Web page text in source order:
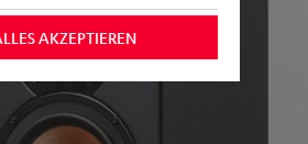
AKZEPTIEREN